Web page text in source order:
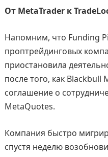
От MetaTrader к
Напомним, что Funding
проптрейдинговых
приостановила
после того, как Blackbull
соглашение о
MetaQuotes.
Компания быстро
спустя неделю